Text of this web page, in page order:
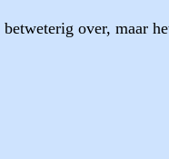
over, maar